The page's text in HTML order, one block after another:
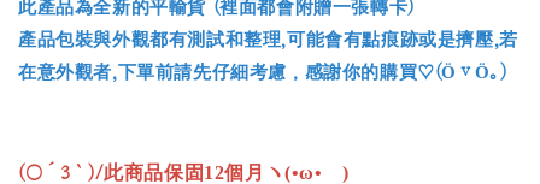
此產品為全新的平輸貨 (裡面都會附贈一張轉卡)
產品包裝與外觀都有測試和整理,可能會有點痕跡或是擠壓,若
在意外觀者,下單前請先仔細考慮，感謝你的購買♡(ӦｖӦ｡)
(○´3｀)/此商品保固12個月ヽ(•ω•ゞ)